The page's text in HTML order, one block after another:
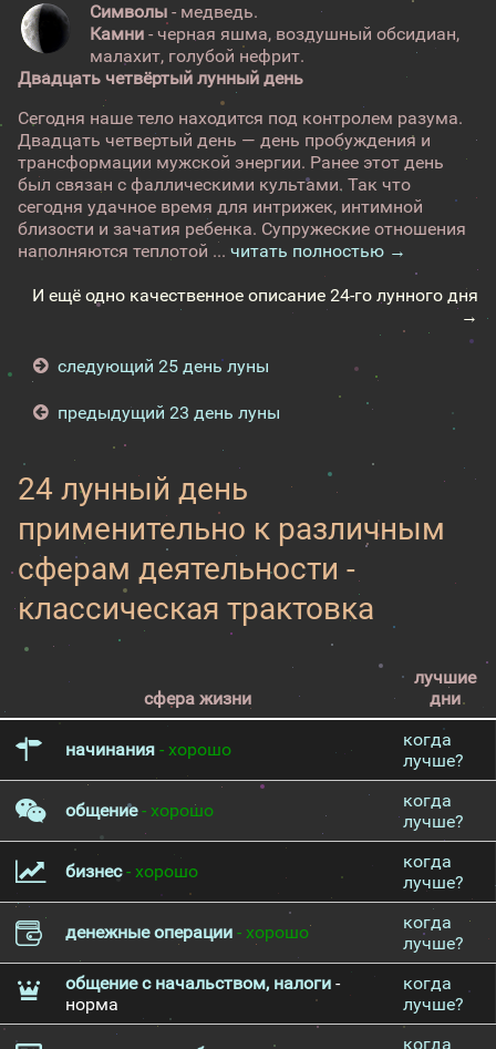
Символы - медведь.
Камни - черная яшма, воздушный обсидиан,
малахит, голубой нефрит.
Двадцать четвёртый лунный день
Сегодня наше тело находится под контролем разума.
Двадцать четвертый день — день пробуждения и
трансформации мужской энергии. Ранее этот день
был связан с фаллическими культами. Так что
сегодня удачное время для интрижек, интимной
близости и зачатия ребенка. Супружеские отношения
наполняются теплотой ... читать полностью →
И ещё одно качественное описание 24-го лунного дня
→
следующий 25 день луны
предыдущий 23 день луны
24 лунный день
применительно к различным
сферам деятельности -
классическая трактовка
сфера жизни
лучшие
дни
начинания - хорошо
когда
лучше?
общение- хорошо
когда
лучше?
бизнес- хорошо
когда
лучше?
денежные операции - хорошо
когда
лучше?
общение с начальством, налоги -
норма
когда
лучше?
когда